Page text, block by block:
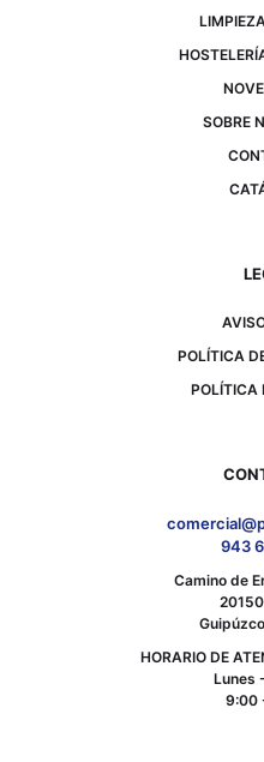
SOBRE
POLÍTICA
POLÍTICA
943
Camino de
HORARIO DE
Lunes
9:00